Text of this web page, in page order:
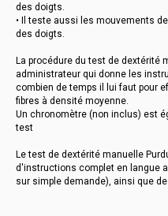
des doigts.
• Il teste aussi les mouvements
des doigts.
La procédure du test de dextérité
administrateur qui donne les
combien de temps il lui faut pour
fibres à densité moyenne.
Un chronomètre (non inclus) est
test
Le test de dextérité manuelle
d'instructions complet en langue
sur simple demande), ainsi que